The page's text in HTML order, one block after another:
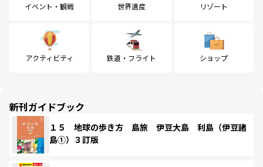
イベント・観戦 世界遺産 リゾート
アクティビティ 鉄道・フライト ショップ
新刊ガイドブック
１５ 地球の歩き方 島旅 伊豆大島 利島（伊豆諸
島①）３訂版